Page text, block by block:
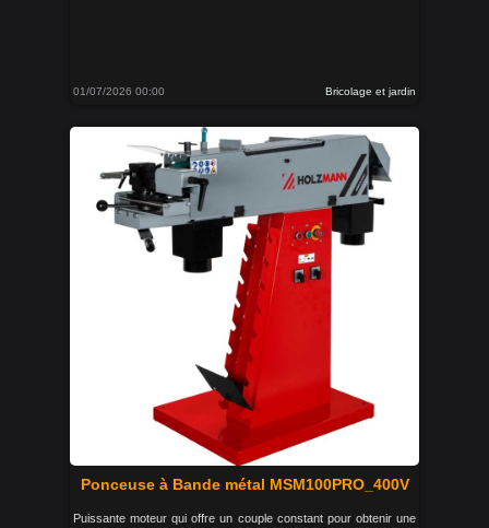
01/07/2026 00:00 Bricolage et jardin
Ponceuse à Bande métal MSM100PRO_400V
Puissante moteur qui offre un couple constant pour obtenir une